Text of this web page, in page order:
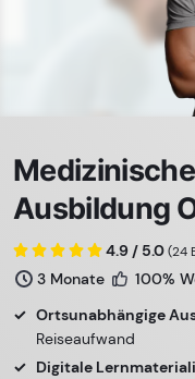
Ausbildung
4.9 / 5.0(24
3 Monate
100%
Ortsunabhängige
Reiseaufwand
Digitale